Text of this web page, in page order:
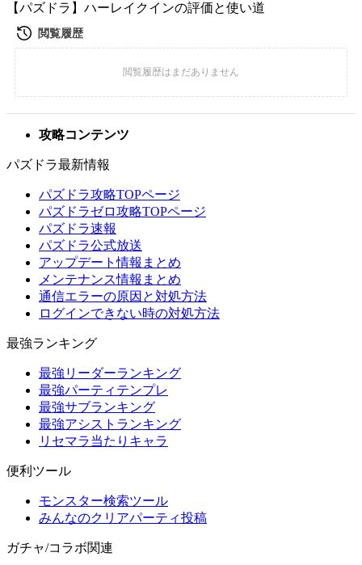
【パズドラ】ハーレイクインの評価と使い道
攻略コンテンツ
パズドラ最新情報
パズドラ攻略TOPページ
パズドラゼロ攻略TOPページ
パズドラ速報
パズドラ公式放送
アップデート情報まとめ
メンテナンス情報まとめ
通信エラーの原因と対処方法
ログインできない時の対処方法
最強ランキング
最強リーダーランキング
最強パーティテンプレ
最強サブランキング
最強アシストランキング
リセマラ当たりキャラ
便利ツール
モンスター検索ツール
みんなのクリアパーティ投稿
ガチャ/コラボ関連